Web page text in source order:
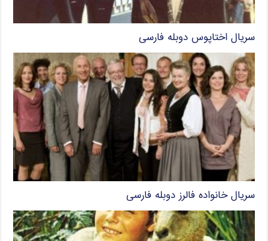
سریال اختاپوس دوبله فارسی
سریال خانواده فالرز دوبله فارسی